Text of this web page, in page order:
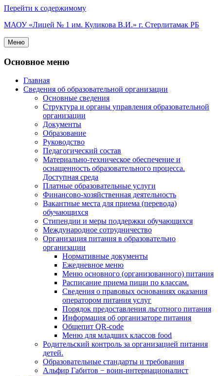
Перейти к содержимому
МАОУ «Лицей № 1 им. Куликова В.И.» г. Стерлитамак РБ
Меню
Основное меню
Главная
Сведения об образовательной организации
Основные сведения
Структура и органы управления образовательной
организации
Документы
Образование
Руководство
Педагогический состав
Материально-техническое обеспечение и
оснащенность образовательного процесса.
Доступная среда
Платные образовательные услуги
Финансово-хозяйственная деятельность
Вакантные места для приема (перевода)
обучающихся
Стипендии и меры поддержки обучающихся
Международное сотрудничество
Организация питания в образовательно
организации
Нормативные документы
Ежедневное меню
Меню основного (организованного) питания
Расписание приема пищи по классам.
Сведения о правовых основаниях оказания
оператором питания услуг
Порядок предоставления льготного питания
Информация об организаторе питания
Общепит QR-code
Меню для младших классов food
Родительский контроль за организацией питания
детей.
Образовательные стандарты и требования
Альфир Габитов − воин-интернационалист